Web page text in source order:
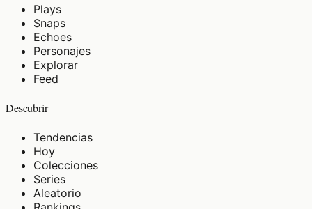
Plays
Snaps
Echoes
Personajes
Explorar
Feed
Descubrir
Tendencias
Hoy
Colecciones
Series
Aleatorio